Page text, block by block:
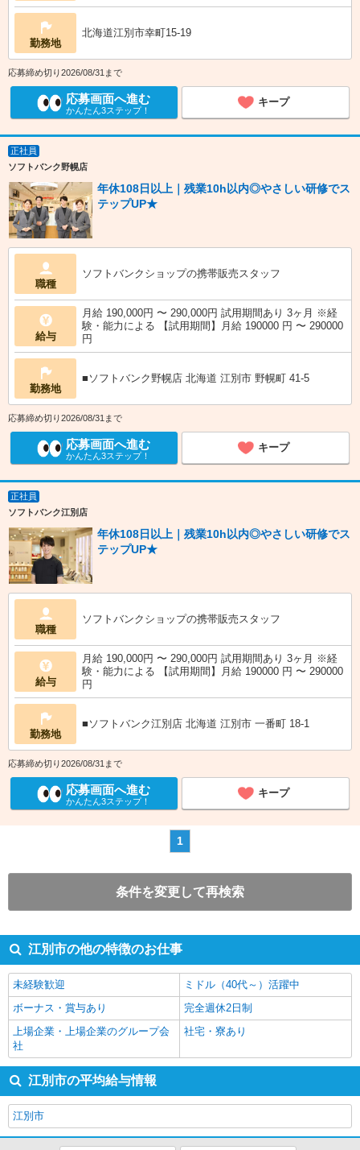
勤務地
北海道江別市幸町15-19
応募締め切り2026/08/31まで
応募画面へ進む
かんたん3ステップ！
キープ
正社員
ソフトバンク野幌店
年休108日以上｜残業10h以内◎やさしい研修でス
テップUP★
職種
ソフトバンクショップの携帯販売スタッフ
給与
月給 190,000円 〜 290,000円 試用期間あり 3ヶ月 ※経
験・能力による 【試用期間】月給 190000 円 〜 290000
円
勤務地
■ソフトバンク野幌店 北海道 江別市 野幌町 41‐5
応募締め切り2026/08/31まで
応募画面へ進む
かんたん3ステップ！
キープ
正社員
ソフトバンク江別店
年休108日以上｜残業10h以内◎やさしい研修でス
テップUP★
職種
ソフトバンクショップの携帯販売スタッフ
給与
月給 190,000円 〜 290,000円 試用期間あり 3ヶ月 ※経
験・能力による 【試用期間】月給 190000 円 〜 290000
円
勤務地
■ソフトバンク江別店 北海道 江別市 一番町 18‐1
応募締め切り2026/08/31まで
応募画面へ進む
かんたん3ステップ！
キープ
1
条件を変更して再検索
江別市の他の特徴のお仕事
未経験歓迎
ミドル（40代～）活躍中
ボーナス・賞与あり
完全週休2日制
上場企業・上場企業のグループ会
社
社宅・寮あり
江別市の平均給与情報
江別市